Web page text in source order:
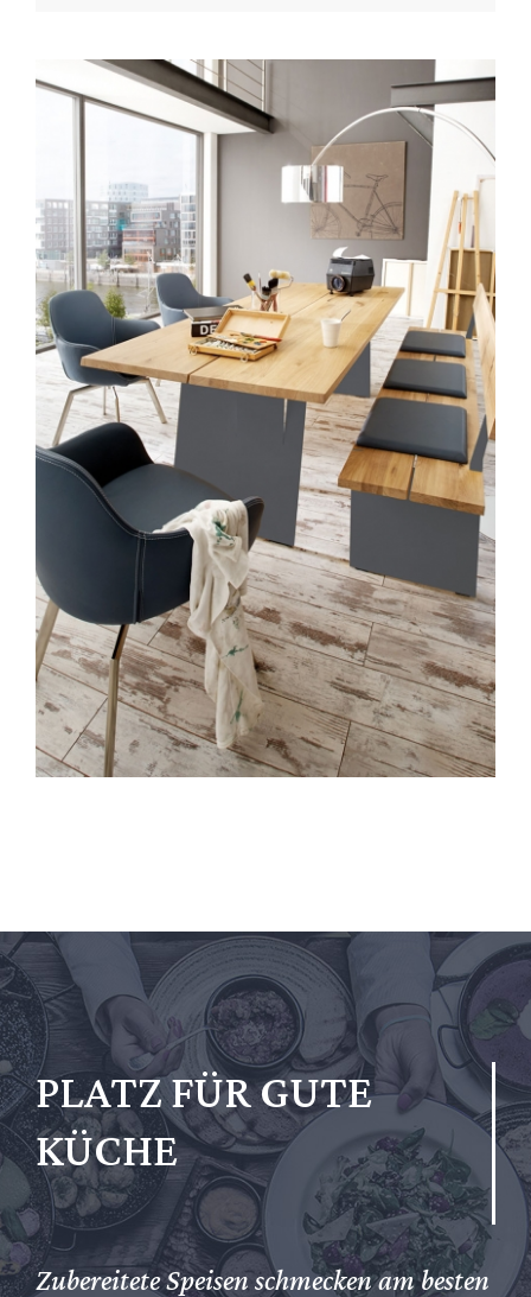
PLATZ FÜR GUTE
KÜCHE
Zubereitete Speisen schmecken am besten